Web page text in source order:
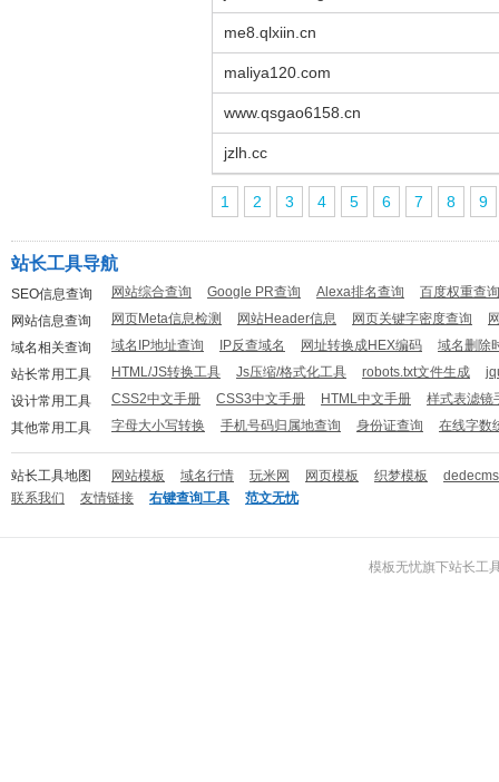
me8.qlxiin.cn
maliya120.com
www.qsgao6158.cn
jzlh.cc
1 2 3 4 5 6 7 8 9
站长工具导航
SEO信息查询 网站综合查询 Google PR查询 Alexa排名查询
百度权重查询
网站信息查询
网页Meta信息检测 网站Header信息 网页关键字密度查询
域名相关查询
域名IP地址查询 IP反查域名 网址转换成HEX编码
域名删除
站长常用工具
HTML/JS转换工具 Js压缩/格式化工具 robots.txt文件生成
设计常用工具
CSS2中文手册 CSS3中文手册 HTML中文手册
样式表滤镜
其他常用工具
字母大小写转换 手机号码归属地查询 身份证查询 在线字数
站长工具地图 网站模板 域名行情 玩米网 网页模板 织梦模板
联系我们
友情链接 右键查询工具 范文无忧
模板无忧旗下站长工